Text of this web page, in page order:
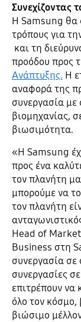
Συνεχίζοντας
Η Samsung θα
τρόπους για
και τη
προόδου προς
Ανάπτυξης. Η
αναφορά της
συνεργασία με
βιομηχανίας,
βιωσιμότητα.
«Η Samsung
προς ένα
τον πλανήτη
μπορούμε να
τον πλανήτη
Head of
Business στη
συνεργασία σε
συνεργασίες
επιτρέπουν να
όλο τον
βιώσιμο